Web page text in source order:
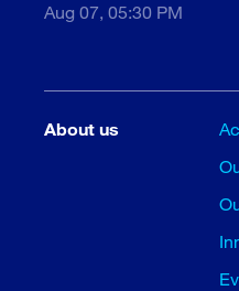
Aug 07, 05:30 PM
About us